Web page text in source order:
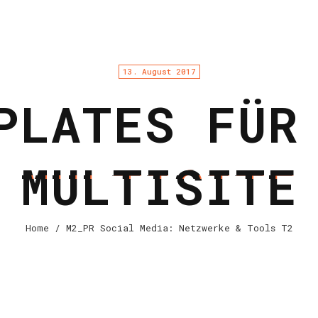
13. August 2017
MULTISITE
Home / M2_PR Social Media: Netzwerke & Tools T2